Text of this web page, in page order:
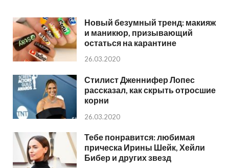
Новый безумный тренд: макияж
и маникюр, призывающий
остаться на карантине
26.03.2020
Стилист Дженнифер Лопес
рассказал, как скрыть отросшие
корни
26.03.2020
Тебе понравится: любимая
прическа Ирины Шейк, Хейли
Бибер и других звезд